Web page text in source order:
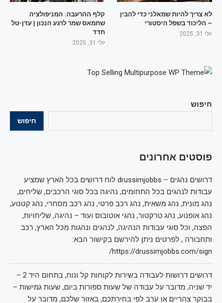
חיפוש
חיפוש
פוסטים אחרונים
דרושים נהגים – drussimjobbs לוח דרושים בכל הארץ שמציע
עבודות לנהגים בכל התחומים, נהיגה בכל סוגי הרכבים, שליחים,
נהג מונית, נהג משאית, נהג רכב פרטי, נהג רכב מסחרי, נהג קטנוע,
נהג אופנוע, נהג טרקטור, נהגי אוטובוס ועוד – נהיגה, שליחויות,
הפצה, וכל סוגי עבודות הנהיגה, לנהגים ונהגות מכל הארץ, רכב
ותחבורה , לפרטים ניתן להירשם בקישור הבא:
https://drussimjobbs.com/sign/
דרושים דרושות לעבודה בשירות לקוחות קל ונוח, בתחום היד 2 –
יד שניה, מדובר על עבודה של שעות ספורות ביום, שעות גמישות –
בבוקר צהריים או ערב לפי בחירתכם, באזור שלכם, מדובר על
לא צריך להיות שמאלני כדי להבין
– הליכוד בשפל היסטורי
יולי 31, 2025
קלף ההרעבה: המניפולציה
שחמאס שמר לרגע הנכון | עדן-טל
חדד
יולי 31, 2025